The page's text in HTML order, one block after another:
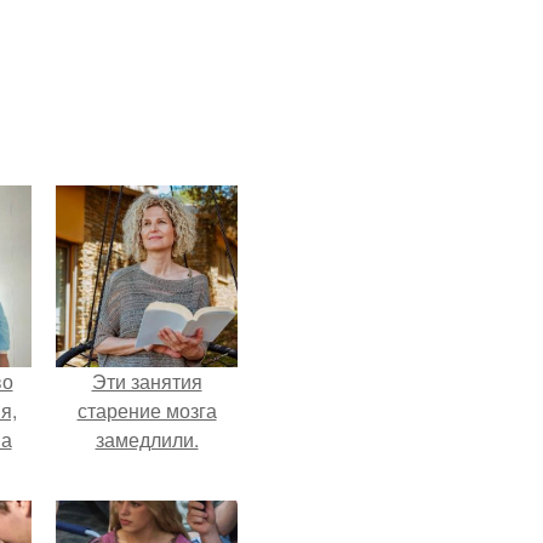
Эти занятия
старение мозга
замедлили.